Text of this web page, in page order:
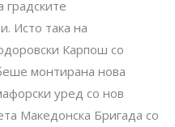
градските
Исто така на
Карпош со
монтирана нова
уред со нов
Македонска Бригада со